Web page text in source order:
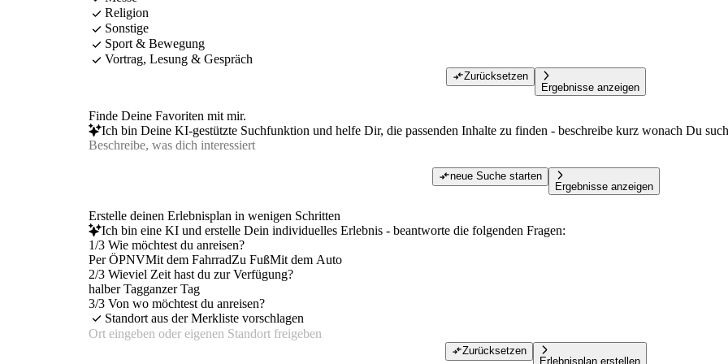
Religion
Sonstige
Sport & Bewegung
Vortrag, Lesung & Gespräch
Zurücksetzen
Ergebnisse anzeigen
Finde Deine Favoriten mit mir.
Ich bin Deine KI-gestützte Suchfunktion und helfe Dir, die passenden Inhalte zu finden - beschreibe kurz wonach Du
neue Suche starten
Ergebnisse anzeigen
Erstelle deinen Erlebnisplan in wenigen Schritten
Ich bin eine KI und erstelle Dein individuelles Erlebnis - beantworte die folgenden Fragen:
1/3 Wie möchtest du anreisen?
Per ÖPNVMit dem FahrradZu FußMit dem Auto
2/3 Wieviel Zeit hast du zur Verfügung?
halber Tagganzer Tag
3/3 Von wo möchtest du anreisen?
Standort aus der Merkliste vorschlagen
Zurücksetzen
Erlebnisplan erstellen